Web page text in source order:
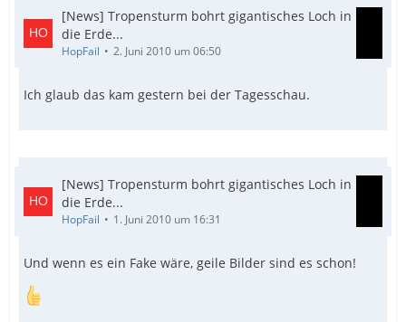
[News] Tropensturm bohrt gigantisches Loch in
die Erde...
HopFail 2. Juni 2010 um 06:50
Ich glaub das kam gestern bei der Tagesschau.
[News] Tropensturm bohrt gigantisches Loch in
die Erde...
HopFail 1. Juni 2010 um 16:31
Und wenn es ein Fake wäre, geile Bilder sind es schon!